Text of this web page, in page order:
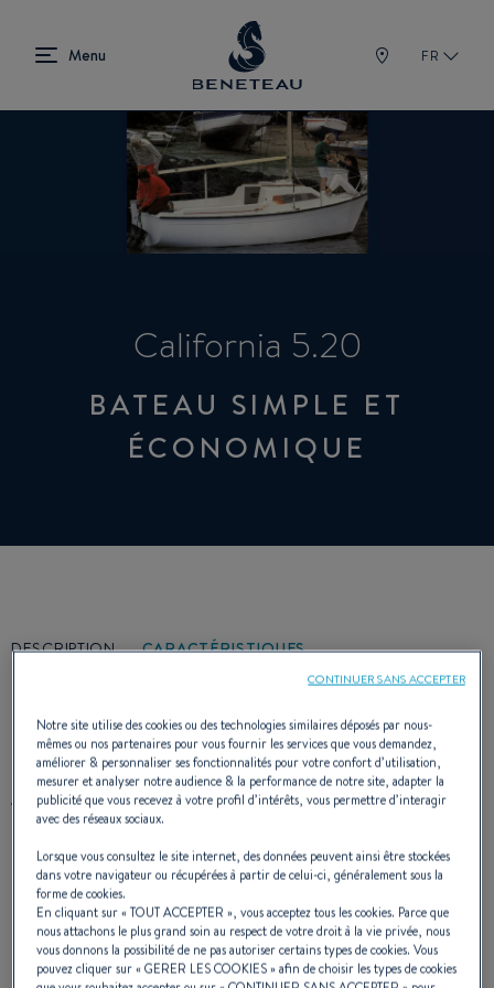
FR
California 5.20
BATEAU SIMPLE ET
ÉCONOMIQUE
DESCRIPTION CARACTÉRISTIQUES
Avec le California, dernier né des pêche
promenade BENETEAU, les nouveaux
adeptes de la plaisance découvrent un bateau
simple, économique, pouvant répondre à tous
les programmes de navigation.
Notre site utilise des cookies ou des technologies similaires déposés par nous-
mêmes ou nos partenaires pour vous fournir les services que vous demandez,
améliorer & personnaliser ses fonctionnalités pour votre confort d’utilisation,
mesurer et analyser notre audience & la performance de notre site, adapter la
publicité que vous recevez à votre profil d’intérêts, vous permettre d’interagir
avec des réseaux sociaux.
Lorsque vous consultez le site internet, des données peuvent ainsi être stockées
dans votre navigateur ou récupérées à partir de celui-ci, généralement sous la
forme de cookies.
En cliquant sur «TOUT ACCEPTER », vous acceptez tous les cookies. Parce que
nous attachons le plus grand soin au respect de votre droit à la vie privée, nous
vous donnons la possibilité de ne pas autoriser certains types de cookies. Vous
pouvez cliquer sur «GERER LES COOKIES» afin de choisir les types de cookies
CONTINUER SANS ACCEPTER